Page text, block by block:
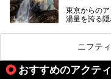
します。
東京からの
湯量を誇る
も、これか
る“ぬる湯”
までリラッ
した感想と
※ぬる湯とは
ニフテ
おすすめのアクテ